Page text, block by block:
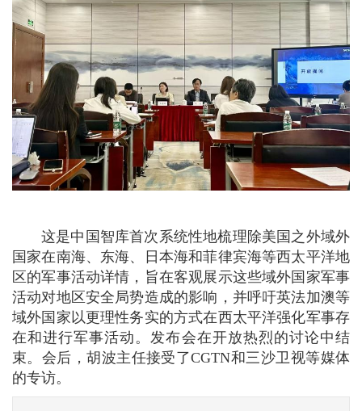
这是中国智库首次系统性地梳理除美国之外域外
国家在南海、东海、日本海和菲律宾海等西太平洋地
区的军事活动详情，旨在客观展示这些域外国家军事
活动对地区安全局势造成的影响，并呼吁英法加澳等
域外国家以更理性务实的方式在西太平洋强化军事存
在和进行军事活动。发布会在开放热烈的讨论中结
束。会后，胡波主任接受了CGTN和三沙卫视等媒体
的专访。